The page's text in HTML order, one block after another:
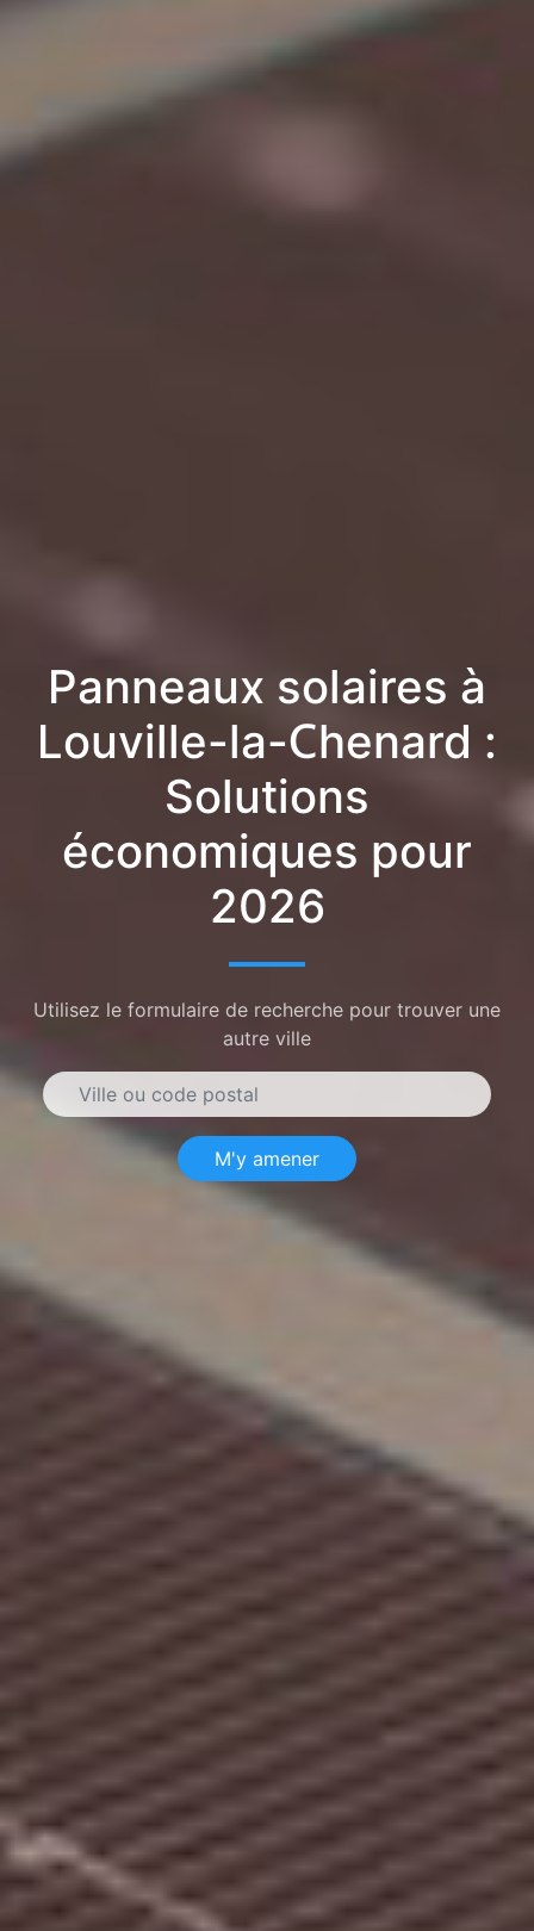
Panneaux solaires à
Louville-la-Chenard :
Solutions
économiques pour
2026
Utilisez le formulaire de recherche pour trouver une
autre ville
M'y amener